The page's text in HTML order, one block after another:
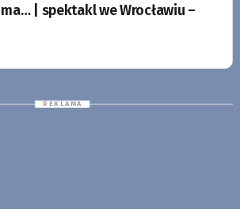
| spektakl we Wrocławiu –